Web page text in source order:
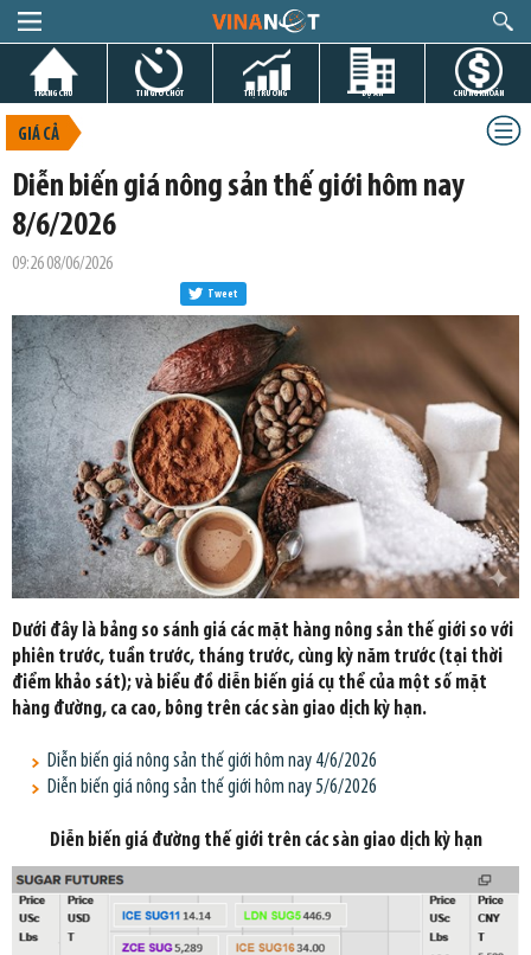
TRANG CHỦ TIN GIỜ CHÓT THỊ TRƯỜNG DỰ ÁN CHỨNG KHOÁN
GIÁ CẢ
Diễn biến giá nông sản thế giới hôm nay
8/6/2026
09:26 08/06/2026
Tweet
Dưới đây là bảng so sánh giá các mặt hàng nông sản thế giới so với
phiên trước, tuần trước, tháng trước, cùng kỳ năm trước (tại thời
điểm khảo sát); và biểu đồ diễn biến giá cụ thể của một số mặt
hàng đường, ca cao, bông trên các sàn giao dịch kỳ hạn.
Diễn biến giá nông sản thế giới hôm nay 4/6/2026
Diễn biến giá nông sản thế giới hôm nay 5/6/2026
Diễn biến giá đường thế giới trên các sàn giao dịch kỳ hạn